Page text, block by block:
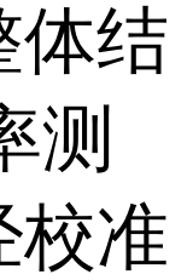
体结
测
校准